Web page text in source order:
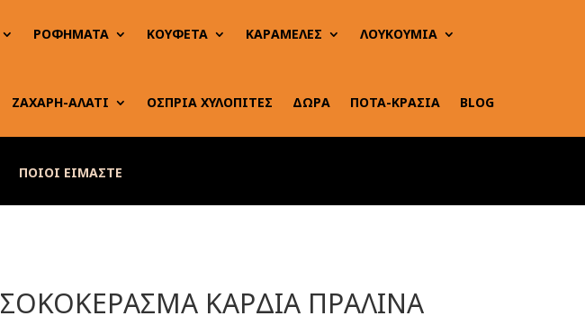
ΡΟΦΗΜΑΤΑ ΚΟΥΦΕΤΑ ΚΑΡΑΜΕΛΕΣ ΛΟΥΚΟΥΜΙΑ
ΖΑΧΑΡΗ-ΑΛΑΤΙ ΟΣΠΡΙΑ ΧΥΛΟΠΙΤΕΣ ΔΩΡΑ ΠΟΤΑ-ΚΡΑΣΙΑ BLOG
ΠΟΙΟΙ ΕΙΜΑΣΤΕ
ΣΟΚΟΚΕΡΑΣΜΑ ΚΑΡΔΙΑ ΠΡΑΛΙΝΑ